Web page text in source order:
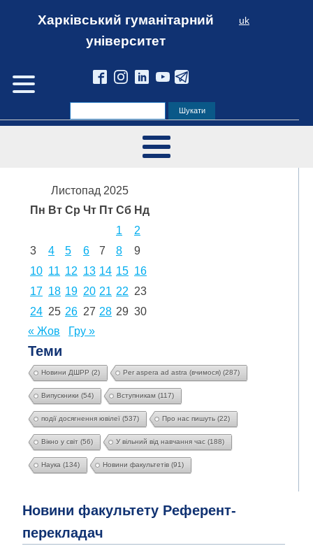
Харківський гуманітарний
університет
uk
Листопад 2025
Пн Вт Ср Чт Пт Сб Нд
1
2
3
4 5 6 7 8
9
10 11 12 13 14 15 16
17 18 19 20 21 22 23
24 25 26 27 28 29 30
« Жов
Гру »
Теми
Новини ДШРР (2) Per aspera ad astra (вчимося) (287)
Випускники (54) Вступникам (117)
події досягнення ювілеї (537) Про нас пишуть (22)
Вікно у світ (56) У вільний від навчання час (188)
Наука (134) Новини факультетів (91)
Новини факультету Референт-
перекладач